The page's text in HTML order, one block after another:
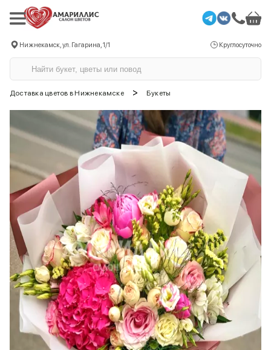
Нижнекамск, ул. Гагарина, 1/1 Круглосуточно
Доставка цветов в Нижнекамске > Букеты